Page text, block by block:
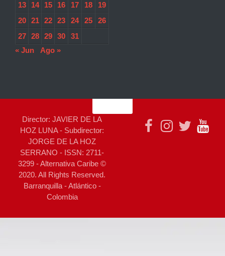
13
14 15 16 17 18
19
20
21 22 23 24 25
26
27
28 29 30
31
« Jun
Ago »
Director: JAVIER DE LA
HOZ LUNA - Subdirector:
JORGE DE LA HOZ
SERRANO - ISSN: 2711-
3299 - Alternativa Caribe ©
2020. All Rights Reserved.
Barranquilla - Atlántico -
Colombia